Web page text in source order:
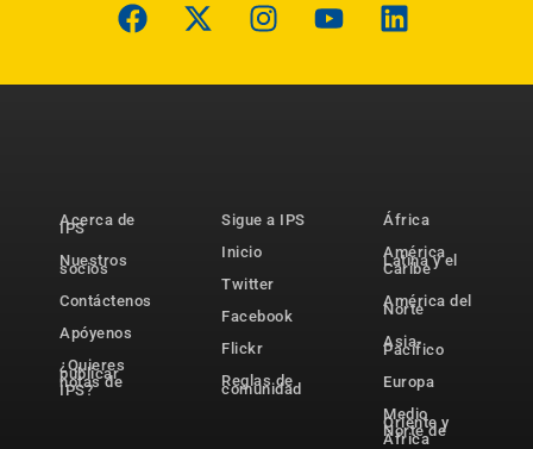
Acerca de
IPS
Nuestros
socios
Contáctenos
Apóyenos
¿Quieres
publicar
notas de
IPS?
Sigue a IPS
Inicio
Twitter
Facebook
Flickr
Reglas de
comunidad
África
América
Latina y el
Caribe
América del
Norte
Asia-
Pacífico
Europa
Medio
Oriente y
Norte de
África